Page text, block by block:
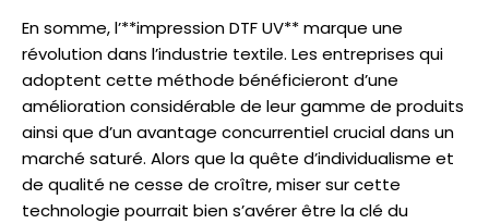
En somme, l’**impression DTF UV** marque une
révolution dans l’industrie textile. Les entreprises qui
adoptent cette méthode bénéficieront d’une
amélioration considérable de leur gamme de produits
ainsi que d’un avantage concurrentiel crucial dans un
marché saturé. Alors que la quête d’individualisme et
de qualité ne cesse de croître, miser sur cette
technologie pourrait bien s’avérer être la clé du